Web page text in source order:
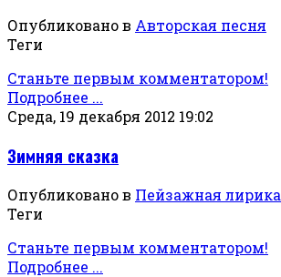
Опубликовано в Авторская песня
Теги
Станьте первым комментатором!
Подробнее ...
Среда, 19 декабря 2012 19:02
Зимняя сказка
Опубликовано в Пейзажная лирика
Теги
Станьте первым комментатором!
Подробнее ...